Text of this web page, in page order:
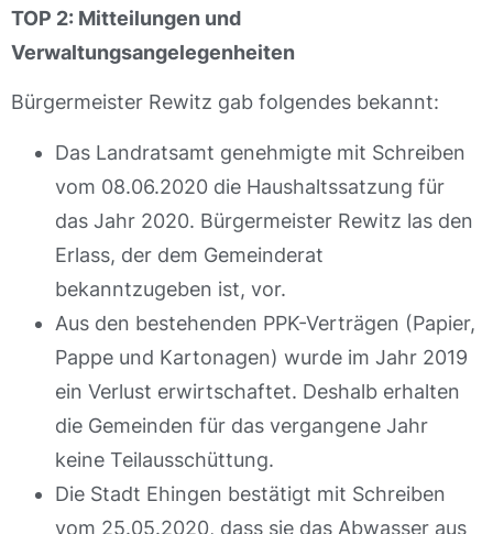
TOP 2: Mitteilungen und
Verwaltungsangelegenheiten
Bürgermeister Rewitz gab folgendes bekannt:
Das Landratsamt genehmigte mit Schreiben
vom 08.06.2020 die Haushaltssatzung für
das Jahr 2020. Bürgermeister Rewitz las den
Erlass, der dem Gemeinderat
bekanntzugeben ist, vor.
Aus den bestehenden PPK-Verträgen (Papier,
Pappe und Kartonagen) wurde im Jahr 2019
ein Verlust erwirtschaftet. Deshalb erhalten
die Gemeinden für das vergangene Jahr
keine Teilausschüttung.
Die Stadt Ehingen bestätigt mit Schreiben
vom 25.05.2020, dass sie das Abwasser aus